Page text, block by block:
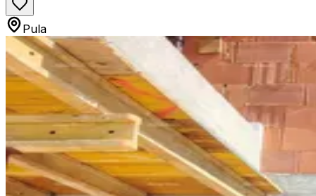
Pula